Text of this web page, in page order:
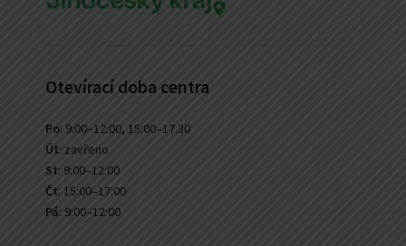
Otevírací doba centra
Po: 9:00–12:00, 15:00–17.30
Út: zavřeno
St: 9:00–12:00
Čt: 15:00–17:00
Pá: 9:00–12:00